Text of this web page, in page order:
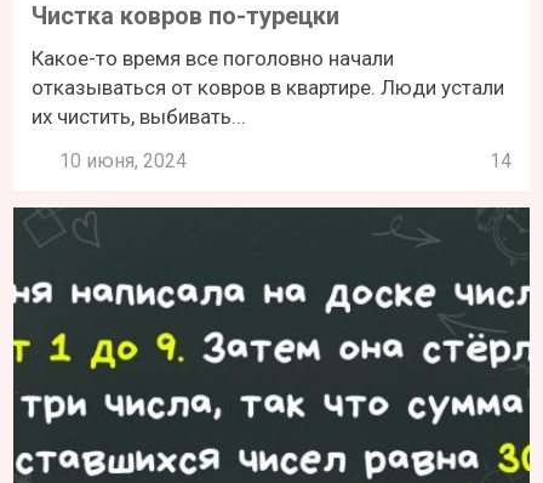
Чистка ковров по-турецки
Какое-то время все поголовно начали
отказываться от ковров в квартире. Люди устали
их чистить, выбивать...
10 июня, 2024 14